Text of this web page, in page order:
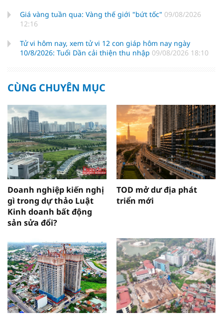
Giá vàng tuần qua: Vàng thế giới "bứt tốc" 09/08/2026
12:16
Tử vi hôm nay, xem tử vi 12 con giáp hôm nay ngày
10/8/2026: Tuổi Dần cải thiện thu nhập 09/08/2026 18:10
CÙNG CHUYÊN MỤC
Doanh nghiệp kiến nghị
gì trong dự thảo Luật
Kinh doanh bất động
sản sửa đổi?
TOD mở dư địa phát
triển mới